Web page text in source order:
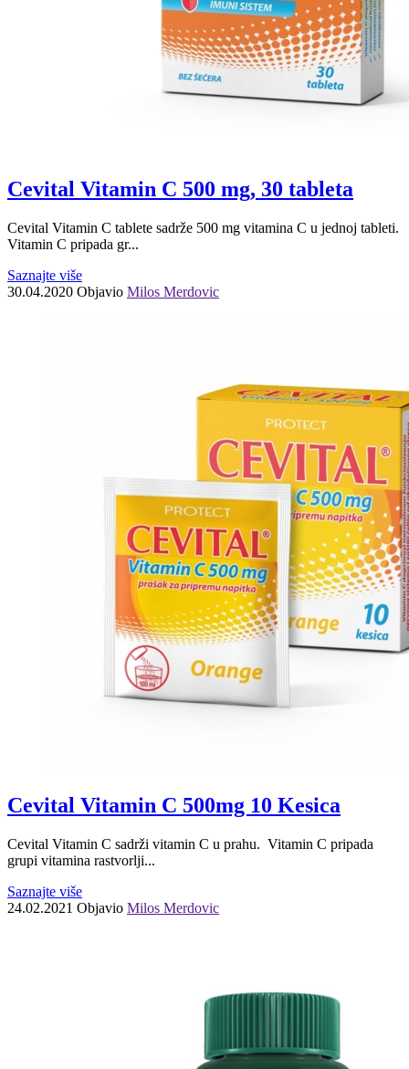
Cevital Vitamin C 500 mg, 30 tableta
Cevital Vitamin C tablete sadrže 500 mg vitamina C u jednoj tableti.
Vitamin C pripada gr...
Saznajte više
30.04.2020 Objavio Milos Merdovic
Cevital Vitamin C 500mg 10 Kesica
Cevital Vitamin C sadrži vitamin C u prahu. Vitamin C pripada
grupi vitamina rastvorlji...
Saznajte više
24.02.2021 Objavio Milos Merdovic